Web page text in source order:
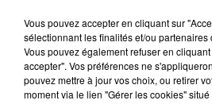
7 août 2026
Angèle et Amélie
collaboration
Vous pouvez accepter en cliquant sur
sélectionnant les finalités et/ou partenaires
Vous pouvez également refuser en
accepter". Vos préférences ne
pouvez mettre à jour vos choix, ou retirer
moment via le lien "Gérer les cookies"